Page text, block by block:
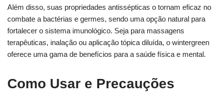
Além disso, suas propriedades antissépticas o tornam eficaz no
combate a bactérias e germes, sendo uma opção natural para
fortalecer o sistema imunológico. Seja para massagens
terapêuticas, inalação ou aplicação tópica diluída, o wintergreen
oferece uma gama de benefícios para a saúde física e mental.
Como Usar e Precauções